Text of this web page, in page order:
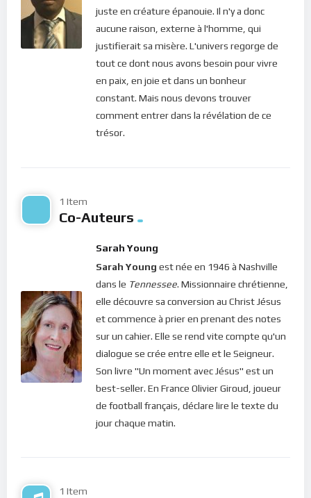
Si vous voulez vous inscrire sur le site (afin d’être en mesure
de poster des commentaires) et pour les publications,
veuillez cliquer ici :Inscription
juste en créature épanouie. Il n'y a donc
aucune raison, externe à l'homme, qui
justifierait sa misère. L'univers regorge de
tout ce dont nous avons besoin pour vivre
en paix, en joie et dans un bonheur
constant. Mais nous devons trouver
comment entrer dans la révélation de ce
trésor.
1 Item
Co-Auteurs
Sarah Young
Sarah Young est née en 1946 à Nashville
dans le Tennessee. Missionnaire chrétienne,
elle découvre sa conversion au Christ Jésus
et commence à prier en prenant des notes
sur un cahier. Elle se rend vite compte qu'un
dialogue se crée entre elle et le Seigneur.
Son livre "Un moment avec Jésus" est un
best-seller. En France Olivier Giroud, joueur
de football français, déclare lire le texte du
jour chaque matin.
1 Item